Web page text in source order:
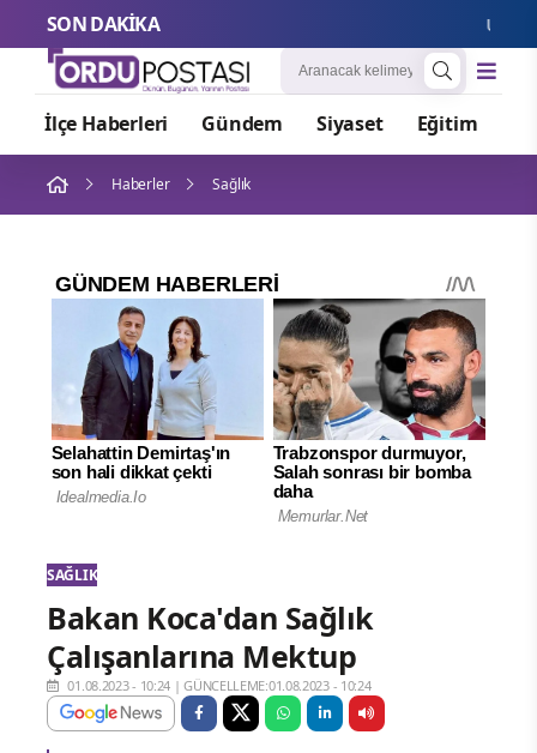
SON DAKİKA
İlçe Haberleri Gündem Siyaset Eğitim
Haberler Sağlık
SAĞLIK
Bakan Koca'dan Sağlık
Çalışanlarına Mektup
01.08.2023 - 10:24 |GÜNCELLEME:01.08.2023 - 10:24